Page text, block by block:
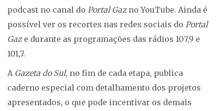
podcast no canal do Portal Gazno YouTube. Ainda é
possível ver os recortes nas redes sociais do Portal
Gaze durante as programações das rádios 107,9 e
101,7.
A Gazeta do Sul, no fim de cada etapa, publica
caderno especial com detalhamento dos projetos
apresentados, o que pode incentivar os demais